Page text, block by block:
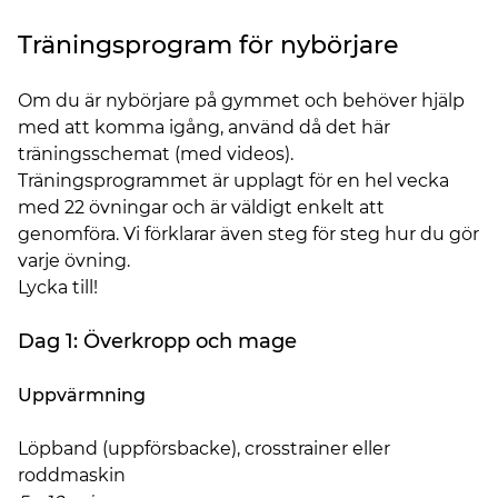
Träningsprogram för nybörjare
Om du är nybörjare på gymmet och behöver hjälp
med att komma igång, använd då det här
träningsschemat (med videos).
Träningsprogrammet är upplagt för en hel vecka
med 22 övningar och är väldigt enkelt att
genomföra. Vi förklarar även steg för steg hur du gör
varje övning.
Lycka till!
Dag 1: Överkropp och mage
Uppvärmning
Löpband (uppförsbacke), crosstrainer eller
roddmaskin